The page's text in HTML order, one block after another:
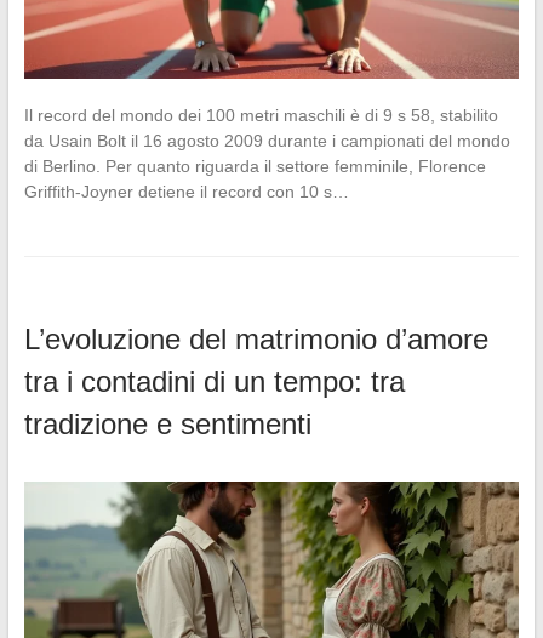
Il record del mondo dei 100 metri maschili è di 9 s 58, stabilito
da Usain Bolt il 16 agosto 2009 durante i campionati del mondo
di Berlino. Per quanto riguarda il settore femminile, Florence
Griffith-Joyner detiene il record con 10 s…
L’evoluzione del matrimonio d’amore
tra i contadini di un tempo: tra
tradizione e sentimenti